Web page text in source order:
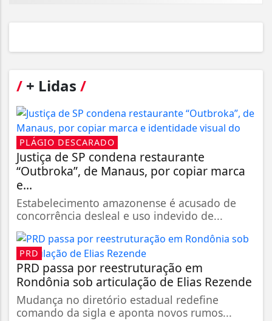
/ + Lidas /
PLÁGIO DESCARADO
Justiça de SP condena restaurante
“Outbroka”, de Manaus, por copiar marca
e...
Estabelecimento amazonense é acusado de
concorrência desleal e uso indevido de...
PRD
PRD passa por reestruturação em
Rondônia sob articulação de Elias Rezende
Mudança no diretório estadual redefine
comando da sigla e aponta novos rumos...